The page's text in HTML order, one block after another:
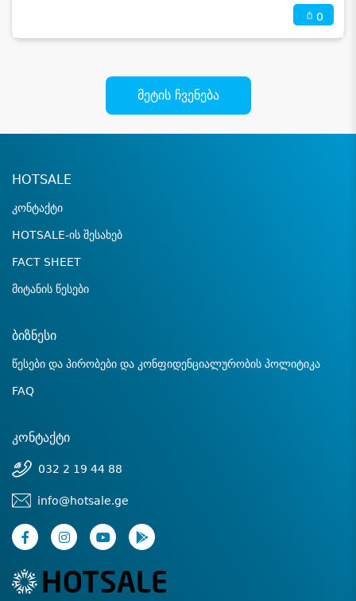
0
მეტის ჩვენება
HOTSALE
კონტაქტი
HOTSALE-ის შესახებ
FACT SHEET
მიტანის წესები
ბიზნესი
წესები და პირობები და კონფიდენციალურობის პოლიტიკა
FAQ
კონტაქტი
032 2 19 44 88
info@hotsale.ge